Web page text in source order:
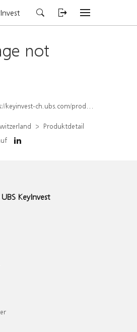
not
ch.ubs.com/produkt/detail/index/isin/CH1570350160
Produktdetail
KeyInvest